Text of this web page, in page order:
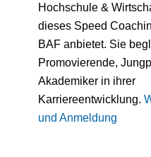
Hochschule &
dieses Speed
BAF anbietet. Sie
Promovierende,
Akademiker in ihrer
Karriereentwicklung.
und Anmeldung